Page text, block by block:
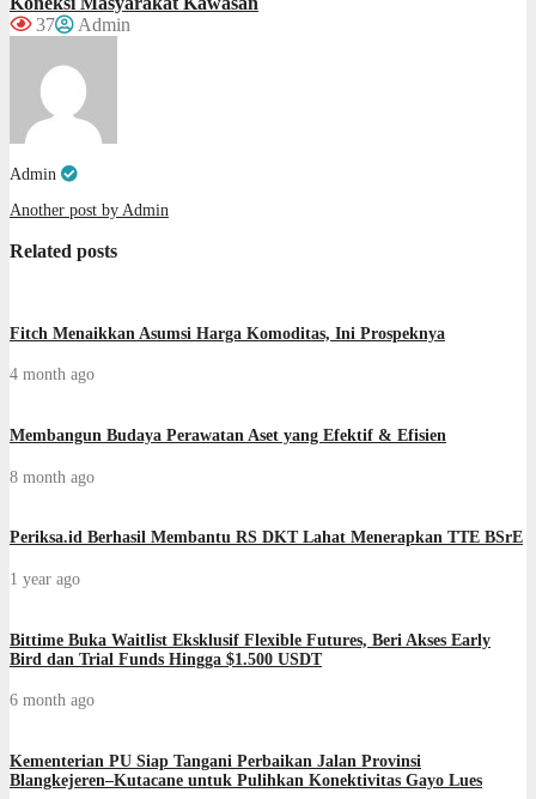
37
Admin
Admin
Another post by Admin
Related posts
Fitch Menaikkan Asumsi Harga Komoditas, Ini Prospeknya
4 month ago
Membangun Budaya Perawatan Aset yang Efektif & Efisien
8 month ago
Periksa.id Berhasil Membantu RS DKT Lahat Menerapkan TTE BSrE
1 year ago
Bittime Buka Waitlist Eksklusif Flexible Futures, Beri Akses Early
Bird dan Trial Funds Hingga $1.500 USDT
6 month ago
Kementerian PU Siap Tangani Perbaikan Jalan Provinsi
Blangkejeren–Kutacane untuk Pulihkan Konektivitas Gayo Lues